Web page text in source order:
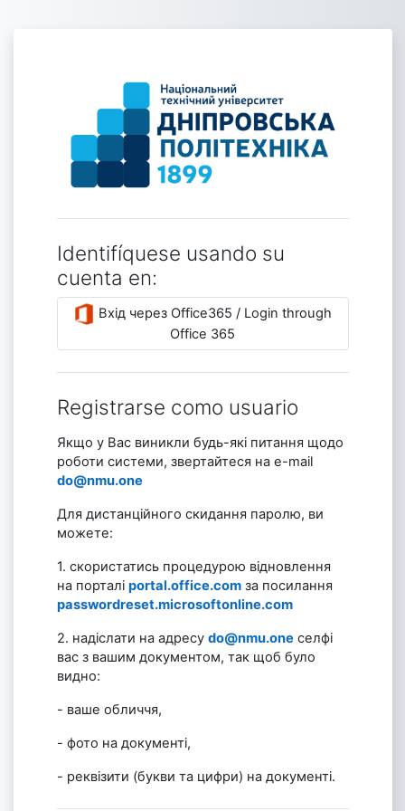
Entrar a
Identifíquese usando su
cuenta en:
Вхід через Office365 / Login through
Office 365
Registrarse como usuario
Якщо у Вас виникли будь-які питання щодо
роботи системи, звертайтеся на e-mail
‪do@nmu.one
Для дистанційного скидання паролю, ви
можете:
1. скористатись процедурою відновлення
на порталі ‪portal.office.comза посилання
passwordreset.microsoftonline.com
2. надіслати на адресу ‪do@nmu.oneселфі
вас з вашим документом, так щоб було
видно:
- ваше обличчя,
- фото на документі,
- реквізити (букви та цифри) на документі.